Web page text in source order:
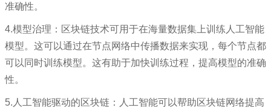
准确性。
4.模型治理：区块链技术可用于在海量数据集上训练人工智能
模型。这可以通过在节点网络中传播数据来实现，每个节点都
可以同时训练模型。这有助于加快训练过程，提高模型的准确
性。
5.人工智能驱动的区块链：人工智能可以帮助区块链网络提高